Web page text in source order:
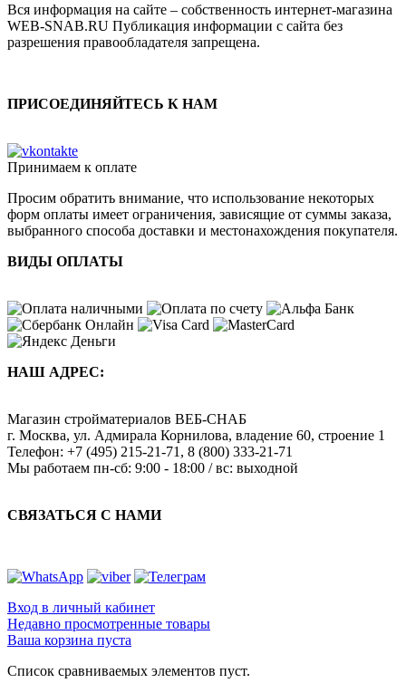
Вся информация на сайте – собственность интернет-магазина
WEB-SNAB.RU Публикация информации с сайта без
разрешения правообладателя запрещена.
ПРИСОЕДИНЯЙТЕСЬ К НАМ
Принимаем к оплате
Просим обратить внимание, что использование некоторых
форм оплаты имеет ограничения, зависящие от суммы заказа,
выбранного способа доставки и местонахождения покупателя.
ВИДЫ ОПЛАТЫ
НАШ АДРЕС:
Магазин стройматериалов ВЕБ-СНАБ
г. Москва, ул. Адмирала Корнилова, владение 60, строение 1
Телефон: +7 (495) 215-21-71 , 8 (800) 333-21-71
Мы работаем пн-сб: 9:00 - 18:00 / вс: выходной
СВЯЗАТЬСЯ С НАМИ
Вход в личный кабинет
Недавно просмотренные товары
Ваша корзина пуста
Список сравниваемых элементов пуст.